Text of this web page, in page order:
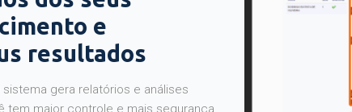
e
resultados
gera relatórios e análises
tem maior controle e mais segurança